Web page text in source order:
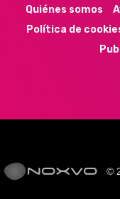
Quiénes somos
Política de
©